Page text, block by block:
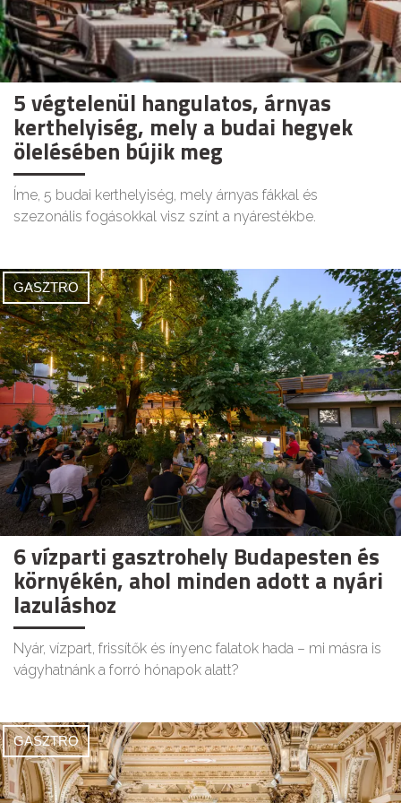
5 végtelenül hangulatos, árnyas
kerthelyiség, mely a budai hegyek
ölelésében bújik meg
Íme, 5 budai kerthelyiség, mely árnyas fákkal és
szezonális fogásokkal visz színt a nyárestékbe.
GASZTRO
6 vízparti gasztrohely Budapesten és
környékén, ahol minden adott a nyári
lazuláshoz
Nyár, vízpart, frissítők és ínyenc falatok hada – mi másra is
vágyhatnánk a forró hónapok alatt?
GASZTRO